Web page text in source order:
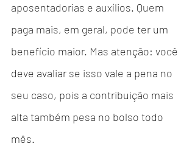
aposentadorias e auxílios. Quem
paga mais, em geral, pode ter um
benefício maior. Mas atenção: você
deve avaliar se isso vale a pena no
seu caso, pois a contribuição mais
alta também pesa no bolso todo
mês.